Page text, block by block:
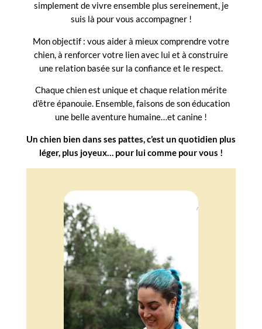
simplement de vivre ensemble plus sereinement, je
suis là pour vous accompagner !
Mon objectif : vous aider à mieux comprendre votre
chien, à renforcer votre lien avec lui et à construire
une relation basée sur la confiance et le respect.
Chaque chien est unique et chaque relation mérite
d’être épanouie. Ensemble, faisons de son éducation
une belle aventure humaine…et canine !
Un chien bien dans ses pattes, c’est un quotidien plus
léger, plus joyeux… pour lui comme pour vous !